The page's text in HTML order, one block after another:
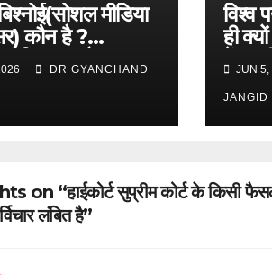
मीडिया
कौन है ?
और
चेतना की
ही में एक घटना से
में,
DR GYANCHAND
विश्व
ही
में JUN 5,
JANGID
on “हाईकोर्ट सुप्रीम कोर्ट के किसी
लंबित है”